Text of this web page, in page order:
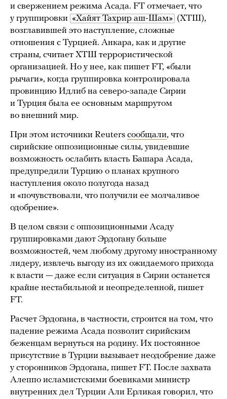
и свержением режима Асада. FT отмечает, что
у группировки «Хайят Тахрир аш-Шам» (ХТШ),
возглавившей это наступление, сложные
отношения с Турцией. Анкара, как и другие
страны, считает ХТШ террористической
организацией. Но у нее, как пишет FT, «были
рычаги», когда группировка контролировала
провинцию Идлиб на северо-западе Сирии
и Турция была ее основным маршрутом
во внешний мир.
При этом источники Reuters сообщали, что
сирийские оппозиционные силы, увидевшие
возможность ослабить власть Башара Асада,
предупредили Турцию о планах крупного
наступления около полугода назад
и «почувствовали, что получили ее молчаливое
одобрение».
В целом связи с оппозиционными Асаду
группировками дают Эрдогану больше
возможностей, чем любому другому иностранному
лидеру, извлечь выгоду из их ожидаемого прихода
к власти — даже если ситуация в Сирии останется
крайне нестабильной и неопределенной, пишет
FT.
Расчет Эрдогана, в частности, строится на том, что
падение режима Асада позволит сирийским
беженцам вернуться на родину. Их постоянное
присутствие в Турции вызывает неодобрение даже
у сторонников Эрдогана, пишет FT. После захвата
Алеппо исламистскими боевиками министр
внутренних дел Турции Али Ерликая говорил, что